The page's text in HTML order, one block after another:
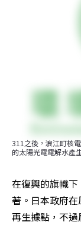
311之後，浪江町核
的太陽光電電解水產
在復興的旗幟
著。日本政府
再生據點，不過